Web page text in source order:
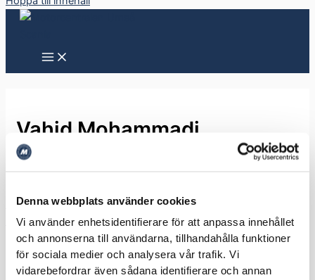
Denna webbplats använder cookies
Vi använder enhetsidentifierare för att anpassa innehållet
och annonserna till användarna, tillhandahålla funktioner
för sociala medier och analysera vår trafik. Vi
vidarebefordrar även sådana identifierare och annan
Vahid Mohammadi
Avadmin
Föregående Personal
Nästa Personal→